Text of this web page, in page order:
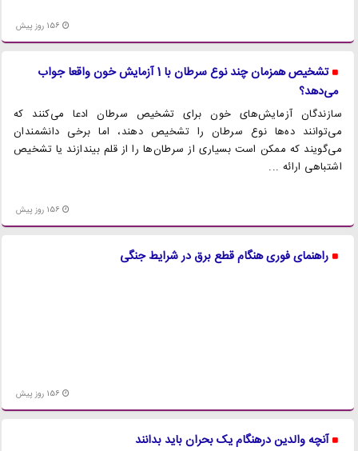
156 روز پیش
تشخیص همزمان چند نوع سرطان با 1 آزمایش خون واقعا جواب
می‌دهد؟
سازندگان آزمایش‌های خون برای تشخیص سرطان ادعا می‌کنند که
می‌توانند ده‌ها نوع سرطان را تشخیص دهند، اما برخی دانشمندان
می‌گویند که ممکن است بسیاری از سرطان‌ها را از قلم بیندازند یا تشخیص
اشتباهی ارائه ...
156 روز پیش
راهنمای فوری هنگام قطع برق در شرایط جنگی
156 روز پیش
آنچه والدین درهنگام یک بحران باید بدانند